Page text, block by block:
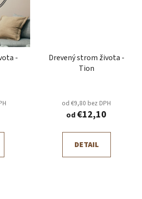
-
Drevený strom života -
Tion
od €9,80 bez DPH
od€12,10
DETAIL